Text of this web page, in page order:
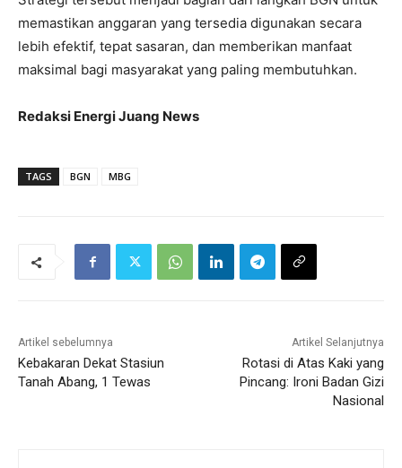
memastikan anggaran yang tersedia digunakan secara
lebih efektif, tepat sasaran, dan memberikan manfaat
maksimal bagi masyarakat yang paling membutuhkan.
Redaksi Energi Juang News
TAGS BGN MBG
Artikel sebelumnya
Kebakaran Dekat Stasiun
Tanah Abang, 1 Tewas
Artikel Selanjutnya
Rotasi di Atas Kaki yang
Pincang: Ironi Badan Gizi
Nasional